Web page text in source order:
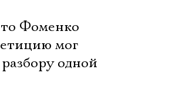
Фоменко
мог
одной